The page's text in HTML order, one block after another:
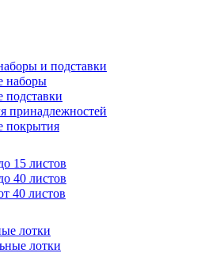
и подставки
наборы
подставки
принадлежностей
покрытия
15 листов
40 листов
40 листов
лотки
лотки